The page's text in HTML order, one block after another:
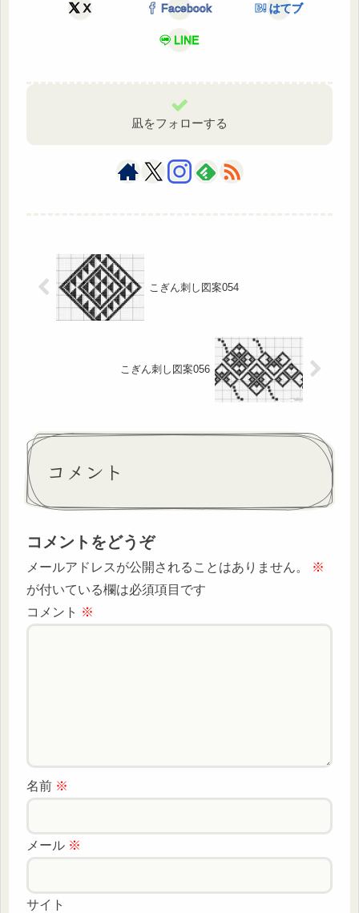
X Facebook はてブ
LINE
凪をフォローする
こぎん刺し図案054
こぎん刺し図案056
コメント
コメントをどうぞ
メールアドレスが公開されることはありません。
※
が付いている欄は必須項目です
コメント ※
名前 ※
メール ※
サイト